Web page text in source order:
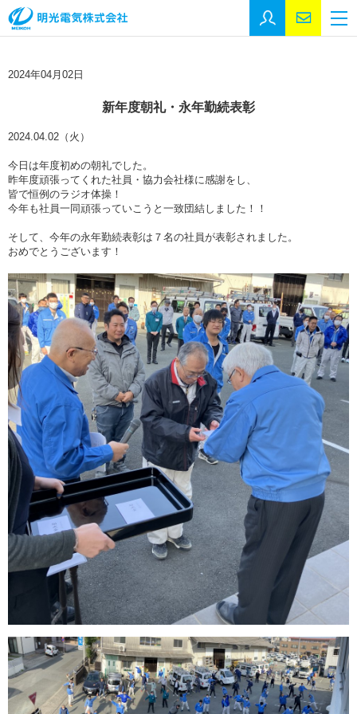
代表挨拶
沿革
SDGs
施工実績
施工実績
官公庁
学校
病院・福祉施設
屋内外施設
商業施設・多目的施設
工場・物流センター
道路施設
集合住宅・太陽光発電
明光電気の取り組み
明光電気の取り組み
社会貢献活動
防災への取り組み
採用情報
2024年04月02日
新年度朝礼・永年勤続表彰
2024.04.02（火）
今日は年度初めの朝礼でした。
昨年度頑張ってくれた社員・協力会社様に感謝をし、
皆で恒例のラジオ体操！
今年も社員一同頑張っていこうと一致団結しました！！
そして、今年の永年勤続表彰は７名の社員が表彰されました。
おめでとうございます！